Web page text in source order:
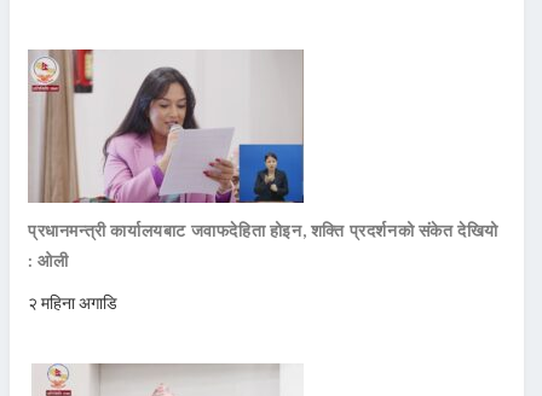
प्रधानमन्त्री कार्यालयबाट जवाफदेहिता होइन, शक्ति प्रदर्शनको संकेत देखियो
: ओली
२ महिना अगाडि